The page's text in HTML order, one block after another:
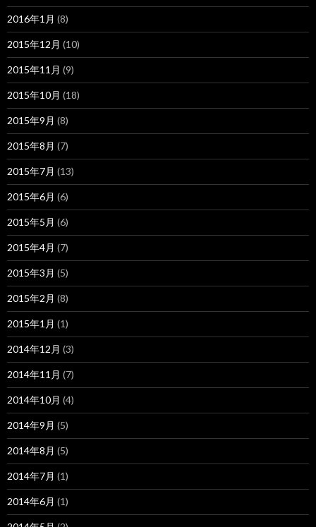
2016年1月 (8)
2015年12月 (10)
2015年11月 (9)
2015年10月 (18)
2015年9月 (8)
2015年8月 (7)
2015年7月 (13)
2015年6月 (6)
2015年5月 (6)
2015年4月 (7)
2015年3月 (5)
2015年2月 (8)
2015年1月 (1)
2014年12月 (3)
2014年11月 (7)
2014年10月 (4)
2014年9月 (5)
2014年8月 (5)
2014年7月 (1)
2014年6月 (1)